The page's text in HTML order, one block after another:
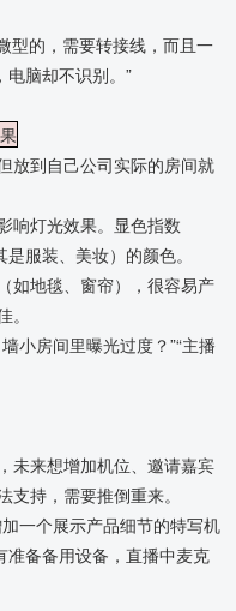
型的，需要转接线，而且一
电脑却不识别。”
放到自己公司实际的房间就
响灯光效果。显色指数
服装、美妆）的颜色。
如地毯、窗帘），很容易产
小房间里曝光过度？”“主播
未来想增加机位、邀请嘉宾
持，需要推倒重来。
一个展示产品细节的特写机
准备备用设备，直播中麦克